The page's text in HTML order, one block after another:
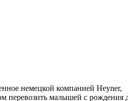
немецкой компанией Heyner,
перевозить малышей с рождения